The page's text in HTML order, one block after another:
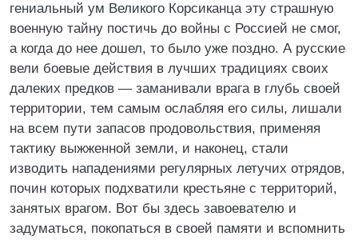
гениальный ум Великого Корсиканца эту страшную
военную тайну постичь до войны с Россией не смог,
а когда до нее дошел, то было уже поздно. А русские
вели боевые действия в лучших традициях своих
далеких предков — заманивали врага в глубь своей
территории, тем самым ослабляя его силы, лишали
на всем пути запасов продовольствия, применяя
тактику выжженной земли, и наконец, стали
изводить нападениями регулярных летучих отрядов,
почин которых подхватили крестьяне с территорий,
занятых врагом. Вот бы здесь завоевателю и
задуматься, покопаться в своей памяти и вспомнить